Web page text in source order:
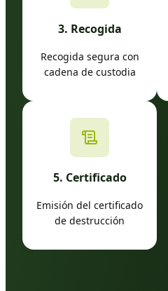
3. Recogida
Recogida segura con
cadena de custodia
5. Certificado
Emisión del certificado
de destrucción